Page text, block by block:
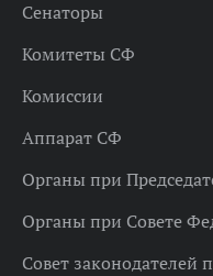
Сенаторы
Комитеты СФ
Комиссии
Аппарат СФ
Органы при
Органы при Совете
Совет